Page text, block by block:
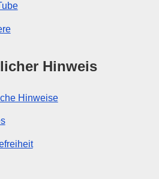
Hinweis
Hinweise